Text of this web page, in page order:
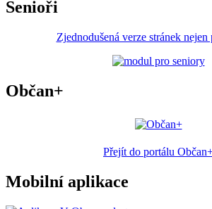
Senioři
Zjednodušená verze stránek nejen
Občan+
Přejít do portálu
Mobilní aplikace